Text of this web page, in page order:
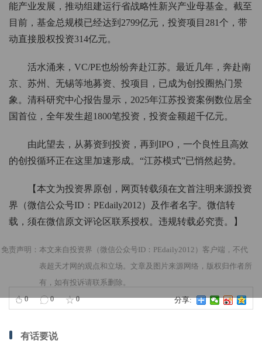
能产业发展，推动组建运行省战略性新兴产业母基金。截至
目前，基金总规模已经达到2799亿元，投资项目281个，带
动直接股权投资314亿元。
活水涌来，VC/PE也纷纷奔赴江苏。最近几年，奔赴南
京、苏州、无锡等地募资、投项目，已成为创投圈热门景
象。清科研究中心报告显示，2025年江苏投资案例数位居全
国首位，全年发生超1800笔投资，投资金额超千亿元。
由此望去，从募资到投资，再到IPO，一个良性且高效
的创投循环正在这里加速形成。“江苏模式”已悄然起势。
【本文为投资界原创，网页转载须在文首注明来源投资
界（微信公众号ID：PEdaily2012）及作者名字。微信转
载，须在微信原文评论区联系授权。违规转载必究责。】
免责声明：本文来自投资界（微信公众号ID：PEdaily2012）客户端，不代
表超天才网的观点和立场。文章及图片来源网络，版权归作者所
有，如有投诉请联系删除。
0 0 0 分享:
有话要说